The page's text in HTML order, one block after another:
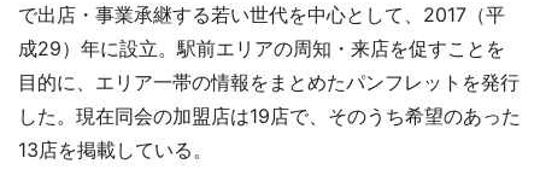
で出店・事業承継する若い世代を中心として、2017（平
成29）年に設立。駅前エリアの周知・来店を促すことを
目的に、エリア一帯の情報をまとめたパンフレットを発行
した。現在同会の加盟店は19店で、そのうち希望のあった
13店を掲載している。